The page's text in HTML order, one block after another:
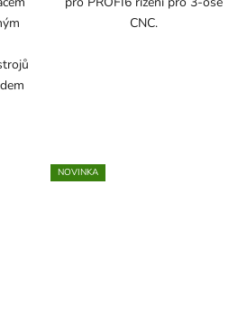
CNC.
NOVINKA